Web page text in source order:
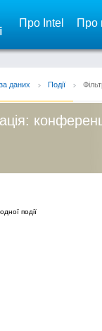
Про Intel Про
даних Події
події